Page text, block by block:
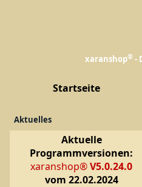
xaranshop® -
Startseite
Aktuelles
Aktuelle
Programmversionen:
xaranshop®V5.0.24.0
vom 22.02.2024